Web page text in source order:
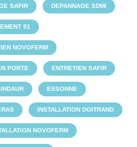
SAFIR DEPANNAGE SDMI
91
NOVOFERM
PORTE ENTRETIEN SAFIR
ESSONNE
INSTALLATION DOITRAND
NOVOFERM